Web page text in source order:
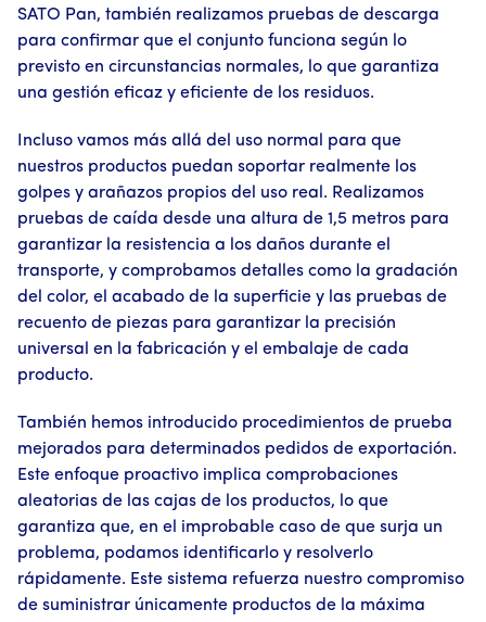
SATO Pan, también realizamos pruebas de descarga
para confirmar que el conjunto funciona según lo
previsto en circunstancias normales, lo que garantiza
una gestión eficaz y eficiente de los residuos.
Incluso vamos más allá del uso normal para que
nuestros productos puedan soportar realmente los
golpes y arañazos propios del uso real. Realizamos
pruebas de caída desde una altura de 1,5 metros para
garantizar la resistencia a los daños durante el
transporte, y comprobamos detalles como la gradación
del color, el acabado de la superficie y las pruebas de
recuento de piezas para garantizar la precisión
universal en la fabricación y el embalaje de cada
producto.
También hemos introducido procedimientos de prueba
mejorados para determinados pedidos de exportación.
Este enfoque proactivo implica comprobaciones
aleatorias de las cajas de los productos, lo que
garantiza que, en el improbable caso de que surja un
problema, podamos identificarlo y resolverlo
rápidamente. Este sistema refuerza nuestro compromiso
de suministrar únicamente productos de la máxima